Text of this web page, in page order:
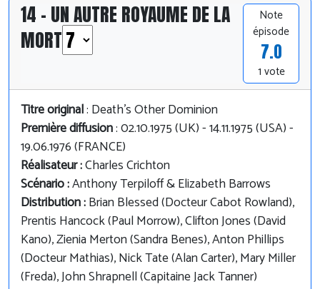
14 - UN AUTRE ROYAUME DE LA
MORT
Note
épisode
7.0
1 vote
Titre original: Death's Other Dominion
Première diffusion: 02.10.1975 (UK) - 14.11.1975 (USA) -
19.06.1976 (FRANCE)
Réalisateur :Charles Crichton
Scénario :Anthony Terpiloff & Elizabeth Barrows
Distribution :Brian Blessed (Docteur Cabot Rowland),
Prentis Hancock (Paul Morrow), Clifton Jones (David
Kano), Zienia Merton (Sandra Benes), Anton Phillips
(Docteur Mathias), Nick Tate (Alan Carter), Mary Miller
(Freda), John Shrapnell (Capitaine Jack Tanner)